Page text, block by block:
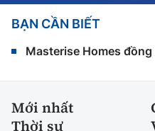
BẠN CẦN BIẾT
Masterise Homes
Mới nhất
Thời sự